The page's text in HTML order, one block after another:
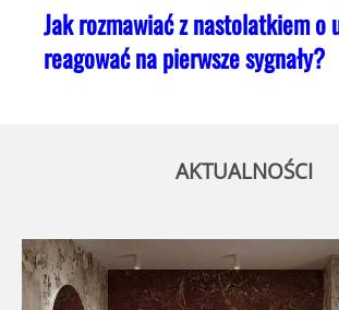
Jak rozmawiać z nastolatkiem o
reagować na pierwsze sygnały?
AKTUALNOŚCI